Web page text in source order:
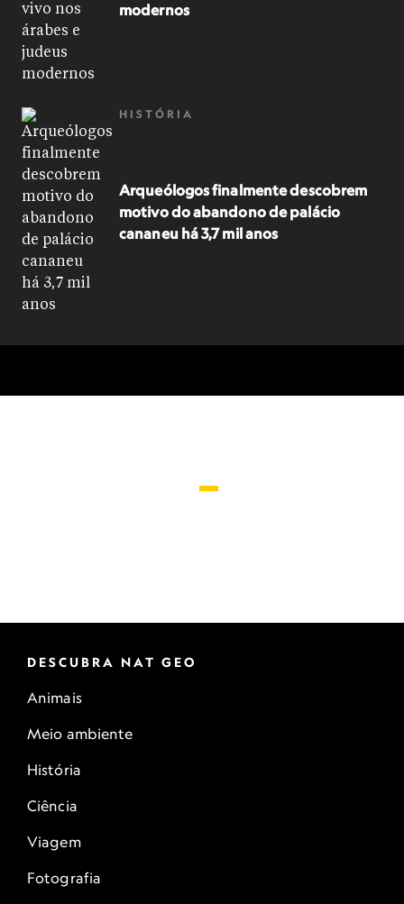
modernos
HISTÓRIA
Arqueólogos finalmente descobrem
motivo do abandono de palácio
cananeu há 3,7 mil anos
DESCUBRA NAT GEO
Animais
Meio ambiente
História
Ciência
Viagem
Fotografia